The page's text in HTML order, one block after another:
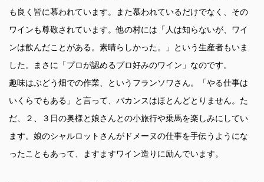
も良く皆に慕われています。また慕われているだけでなく、その
ワインも尊敬されています。他の村には「人は知らないが、ワイ
ンは飲んだことがある。素晴らしかった。」という生産者もいま
した。まさに「プロが認めるプロ好みのワイン」なのです。
趣味はぶどう畑での作業、というフランソワさん。「やる仕事は
いくらでもある」と言って、バカンスはほとんどとりません。た
だ、２、３日の奥様と娘さんとの小旅行や乗馬を楽しみにしてい
ます。娘のシャルロットさんがドメーヌの仕事を手伝うようにな
ったこともあって、ますますワイン造りに励んでいます。